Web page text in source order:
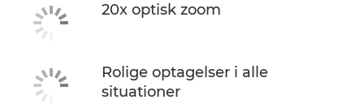
20x optisk zoom
Rolige optagelser i alle
situationer